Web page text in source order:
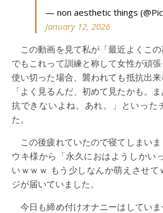
— non aesthetic things
January 12, 2026
この動画を見て私が「最近よくこの
でもこれって訓練と称して女性が頑
使い切った場合、襲われても抵抗出
「よく見るんだ、初めて見たかも。
抗できないよね。あれ。」といった
た。
この後疲れていたので寝てしまい
ウキ様から「永久におはようしかい
いｗｗｗ もう少しなんか萌えさせて
ジが届いていました。
今日も締め付けオナニーはしてい